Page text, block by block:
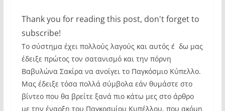
Thank you for reading this post, don't forget to
subscribe!
Το σύστημα έχει πολλούς λαγούς και αυτός ε΄δω μας
έδειξε πρώτος τον σατανισμό και την πόρνη
Βαβυλώνα Σακίρα να ανοίγει το Παγκόσμιο Κύπελλο.
Μας έδειξε τόσα πολλά σύμβολα εάν θυμάστε στο
βίντεο που θα βρείτε ξανά πιο κάτω μες στο άρθρο
με την έναρξη του Παγκοσμίου Κυπέλλου, που ακόμη